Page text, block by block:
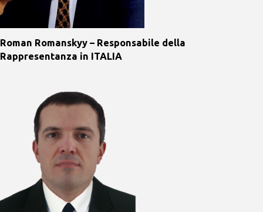
Roman Romanskyy – Responsabile della
Rappresentanza in ITALIA